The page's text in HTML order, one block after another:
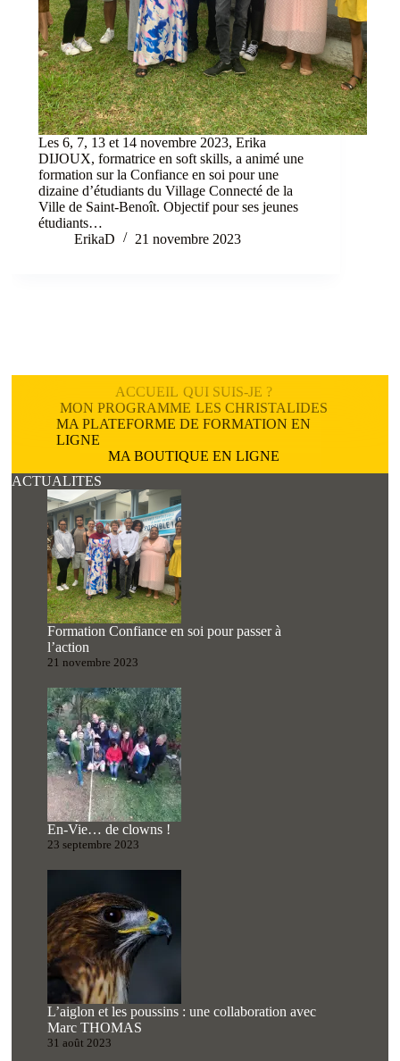
Les 6, 7, 13 et 14 novembre 2023, Erika
DIJOUX, formatrice en soft skills, a animé une
formation sur la Confiance en soi pour une
dizaine d’étudiants du Village Connecté de la
Ville de Saint-Benoît. Objectif pour ses jeunes
étudiants…
ErikaD
21 novembre 2023
ACCUEIL QUI SUIS-JE ?
MON PROGRAMME LES CHRISTALIDES
MA PLATEFORME DE FORMATION EN
LIGNE
MA BOUTIQUE EN LIGNE
ACTUALITES
Formation Confiance en soi pour passer à
l’action
21 novembre 2023
En-Vie… de clowns !
23 septembre 2023
L’aiglon et les poussins : une collaboration avec
Marc THOMAS
31 août 2023